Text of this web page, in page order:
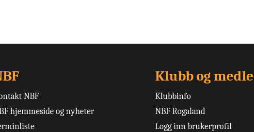
NBF
hjemmeside og nyheter
Klubb og
Klubbinfo
NBF Rogaland
Logg inn brukerprofil